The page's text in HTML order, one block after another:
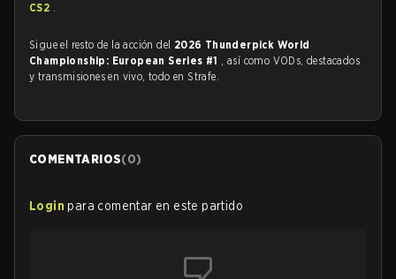
CS2 .
Sigue el resto de la acción del 2026 Thunderpick World
Championship: European Series #1 , así como VODs, destacados
y transmisiones en vivo, todo en Strafe.
COMENTARIOS(0)
Login para comentar en este partido